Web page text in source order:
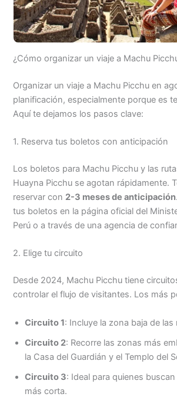
¿Cómo organizar un viaje a Machu
Organizar un viaje a Machu Picchu en
planificación, especialmente porque es
Aquí te dejamos los pasos clave:
1. Reserva tus boletos con anticipación
Los boletos para Machu Picchu y las
Huayna Picchu se agotan rápidamente.
reservar con 2-3 meses de anticipación
tus boletos en la página oficial del
Perú o a través de una agencia de
2. Elige tu circuito
Desde 2024, Machu Picchu tiene
controlar el flujo de visitantes. Los más
Circuito 1: Incluye la zona baja de las
Circuito 2: Recorre las zonas más
la Casa del Guardián y el Templo del
Circuito 3: Ideal para quienes
más corta.